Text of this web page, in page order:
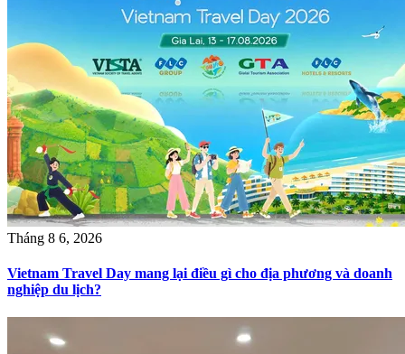
Tháng 8 6, 2026
Vietnam Travel Day mang lại điều gì cho địa phương và doanh
nghiệp du lịch?